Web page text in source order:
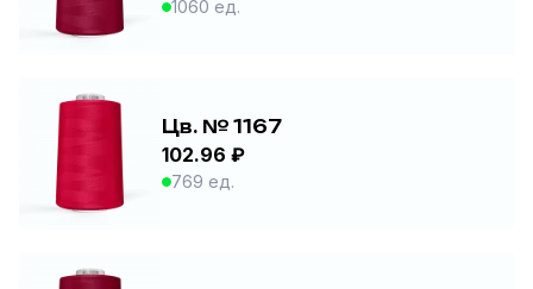
1060 ед.
Цв. № 1167
102.96 ₽
769 ед.